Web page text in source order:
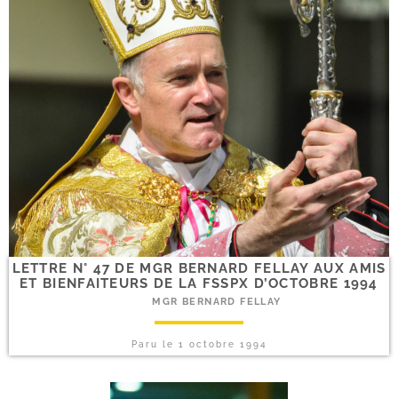
LETTRE N° 47 DE MGR BERNARD FELLAY AUX AMIS
ET BIENFAITEURS DE LA FSSPX D’OCTOBRE 1994
MGR BERNARD FELLAY
Paru le 1 octobre 1994